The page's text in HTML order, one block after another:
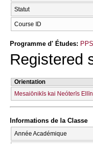
Statut
Course ID
Programme d' Études:
Registered
Orientation
Mesaiōnikīs kai Neóterīs
Informations de la Classe
Année Académique